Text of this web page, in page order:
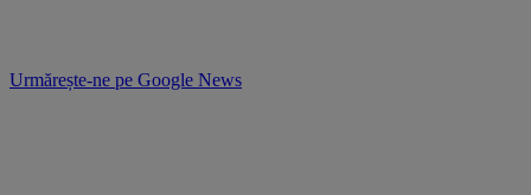
Urmărește-ne pe Google News